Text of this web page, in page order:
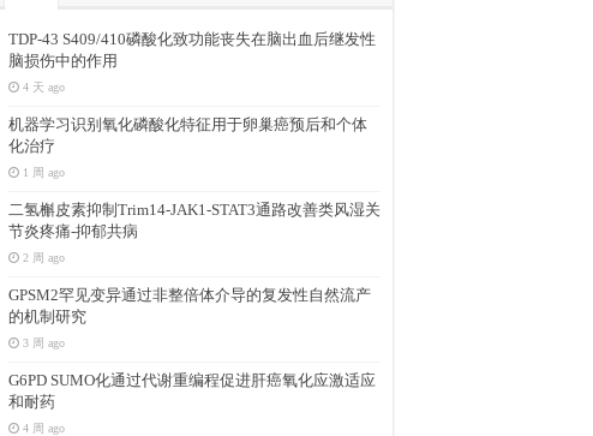
TDP-43 S409/410磷酸化致功能丧失在脑出血后继发性
脑损伤中的作用
4 天 ago
机器学习识别氧化磷酸化特征用于卵巢癌预后和个体
化治疗
1 周 ago
二氢槲皮素抑制Trim14-JAK1-STAT3通路改善类风湿关
节炎疼痛-抑郁共病
2 周 ago
GPSM2罕见变异通过非整倍体介导的复发性自然流产
的机制研究
3 周 ago
G6PD SUMO化通过代谢重编程促进肝癌氧化应激适应
和耐药
4 周 ago